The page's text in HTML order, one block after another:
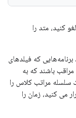
کنید، متد را
که فیلدهای
باشند که به
سلسله مراتب کلاس را
می کنید، زمان را